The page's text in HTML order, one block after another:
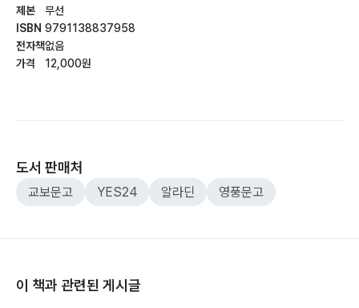
제본
ISBN
전자책
가격
무선
9791138837958
없음
12,000원
도서 판매처
교보문고 YES24 알라딘 영풍문고
이 책과 관련된 게시글